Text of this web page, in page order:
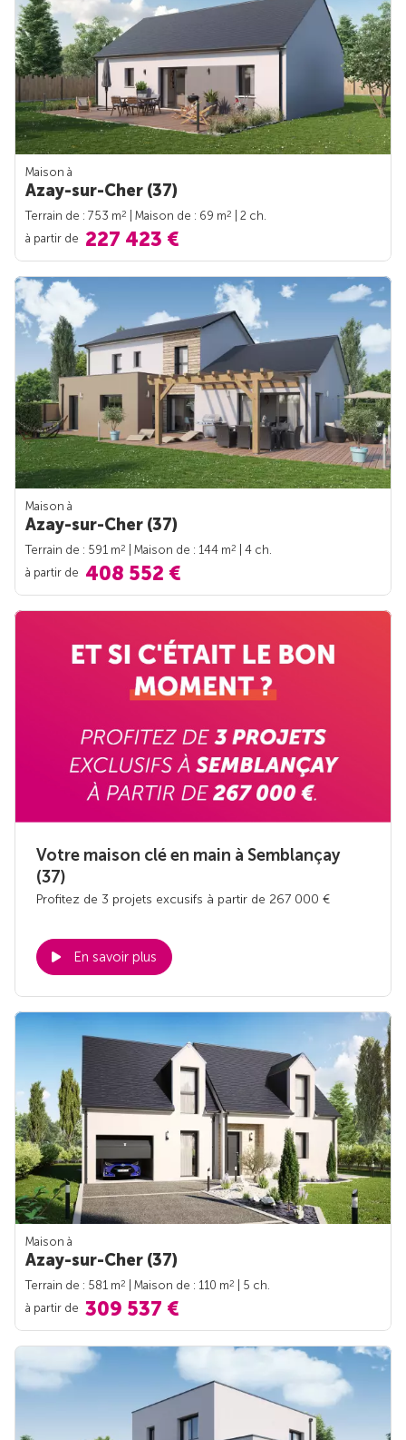
Maison à
Azay-sur-Cher (37)
Terrain de : 753 m2 | Maison de : 69 m2
| 2 ch.
à partir de 227 423 €
Maison à
Azay-sur-Cher (37)
Terrain de : 591 m2 | Maison de : 144 m2
| 4 ch.
à partir de 408 552 €
Votre maison clé en main à Semblançay
(37)
Profitez de 3 projets excusifs à partir de 267 000 €
En savoir plus
Maison à
Azay-sur-Cher (37)
Terrain de : 581 m2 | Maison de : 110 m2
| 5 ch.
à partir de 309 537 €